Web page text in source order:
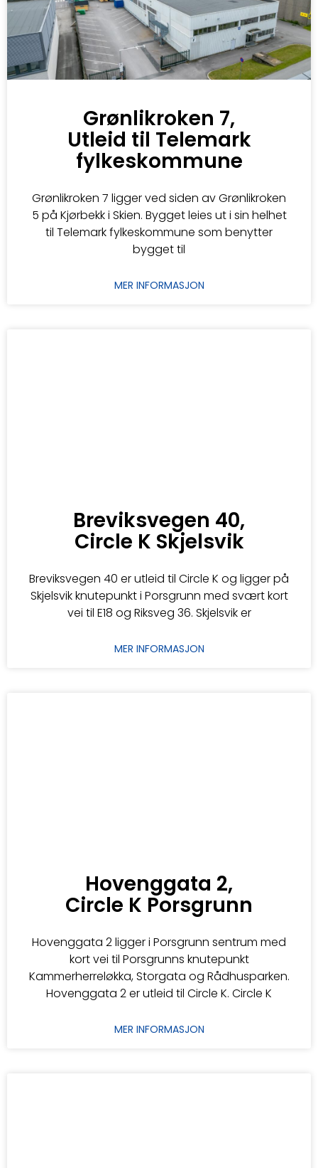
Grønlikroken 7,
Utleid til Telemark
fylkeskommune
Grønlikroken 7 ligger ved siden av Grønlikroken
5 på Kjørbekk i Skien. Bygget leies ut i sin helhet
til Telemark fylkeskommune som benytter
bygget til
MER INFORMASJON
Breviksvegen 40,
Circle K Skjelsvik
Breviksvegen 40 er utleid til Circle K og ligger på
Skjelsvik knutepunkt i Porsgrunn med svært kort
vei til E18 og Riksveg 36. Skjelsvik er
MER INFORMASJON
Hovenggata 2,
Circle K Porsgrunn
Hovenggata 2 ligger i Porsgrunn sentrum med
kort vei til Porsgrunns knutepunkt
Kammerherreløkka, Storgata og Rådhusparken.
Hovenggata 2 er utleid til Circle K. Circle K
MER INFORMASJON